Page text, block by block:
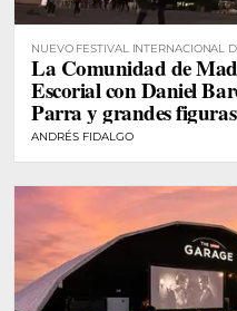
NUEVO FESTIVAL INTERNACIONAL
DE MADRID
La Comunidad de
Escorial con Daniel
Parra y grandes
ANDRÉS FIDALGO